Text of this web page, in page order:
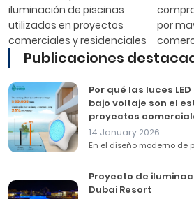
iluminación de piscinas
utilizados en proyectos
comerciales y residenciales
por
Publicaciones
Por qué las luces
bajo voltaje son el
proyectos
14 January 2026
En el diseño moderno de
Proyecto de
Dubai Resort